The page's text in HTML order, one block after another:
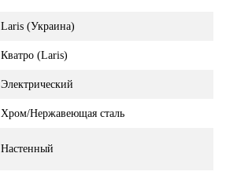
Laris (Украина)
Кватро (Laris)
Электрический
Хром/Нержавеющая сталь
Настенный